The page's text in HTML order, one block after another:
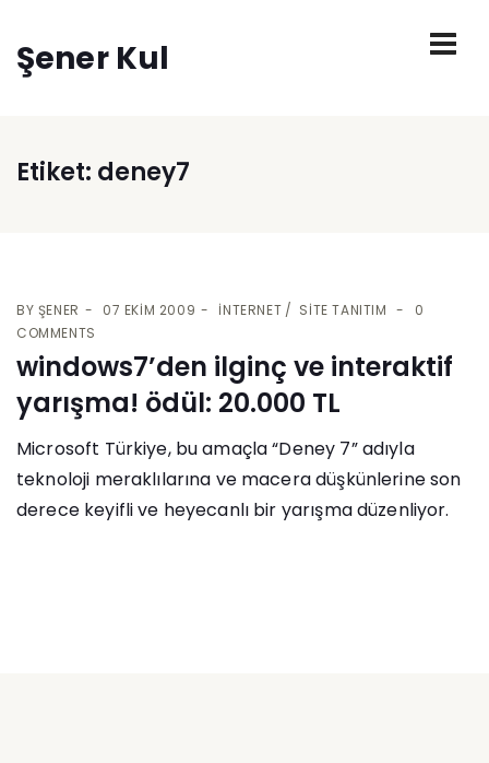
Şener Kul
Etiket: deney7
BY ŞENER 07 EKIM 2009 İNTERNET SITE TANITIM
0
COMMENTS
windows7’den ilginç ve interaktif
yarışma! ödül: 20.000 TL
Microsoft Türkiye, bu amaçla “Deney 7” adıyla
teknoloji meraklılarına ve macera düşkünlerine son
derece keyifli ve heyecanlı bir yarışma düzenliyor.